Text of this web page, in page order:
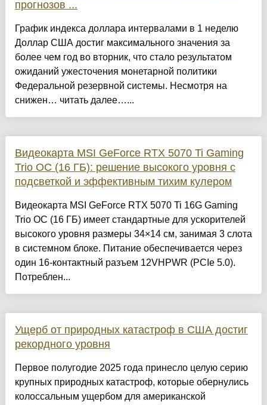
прогнозов ...
График индекса доллара интервалами в 1 неделю
Доллар США достиг максимального значения за
более чем год во вторник, что стало результатом
ожиданий ужесточения монетарной политики
Федеральной резервной системы. Несмотря на
снижен… читать далее…...
Видеокарта MSI GeForce RTX 5070 Ti Gaming
Trio OC (16 ГБ): решение высокого уровня с
подсветкой и эффективным тихим кулером
Видеокарта MSI GeForce RTX 5070 Ti 16G Gaming
Trio OC (16 ГБ) имеет стандартные для ускорителей
высокого уровня размеры 34×14 см, занимая 3 слота
в системном блоке. Питание обеспечивается через
один 16-контактный разъем 12VHPWR (PCIe 5.0).
Потреблен...
Ущерб от природных катастроф в США достиг
рекордного уровня
Первое полугодие 2025 года принесло целую серию
крупных природных катастроф, которые обернулись
колоссальным ущербом для американской